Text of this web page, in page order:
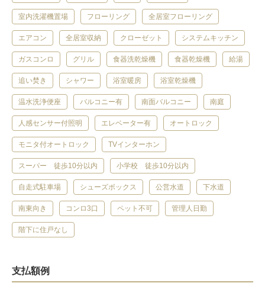
室内洗濯機置場 フローリング 全居室フローリング
エアコン 全居室収納 クローゼット システムキッチン
ガスコンロ グリル 食器洗乾燥機 食器乾燥機 給湯
追い焚き シャワー 浴室暖房 浴室乾燥機
温水洗浄便座 バルコニー有 南面バルコニー 南庭
人感センサー付照明 エレベーター有 オートロック
モニタ付オートロック TVインターホン
スーパー 徒歩10分以内 小学校 徒歩10分以内
自走式駐車場 シューズボックス 公営水道 下水道
南東向き コンロ3口 ペット不可 管理人日勤
階下に住戸なし
支払額例